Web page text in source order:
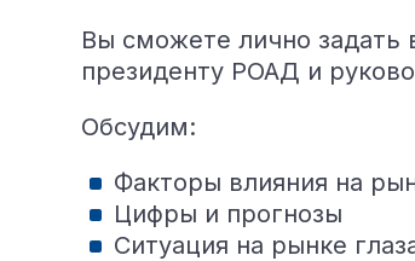
Вы сможете лично
президенту РОАД и
Обсудим:
Факторы влияния на
Цифры и прогнозы
Ситуация на рынке